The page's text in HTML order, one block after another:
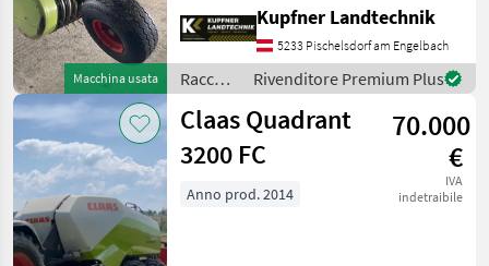
Claas
Pöttinger
Göweil
Krone
Macchina usata
Kupfner Landtechnik
5233 Pischelsdorf am Engelbach
Raccolta
mangimi
/ Claas
Rivenditore Premium Plus
Claas Quadrant
3200 FC
70.000
€
IVA
indetraibile
Anno prod. 2014